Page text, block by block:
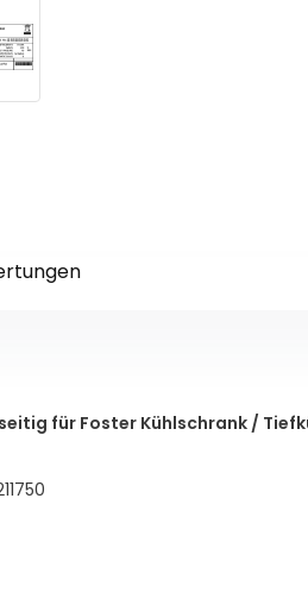
für Foster Kühlschrank /